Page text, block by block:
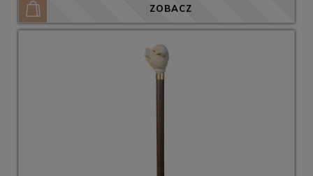
ZOBACZ